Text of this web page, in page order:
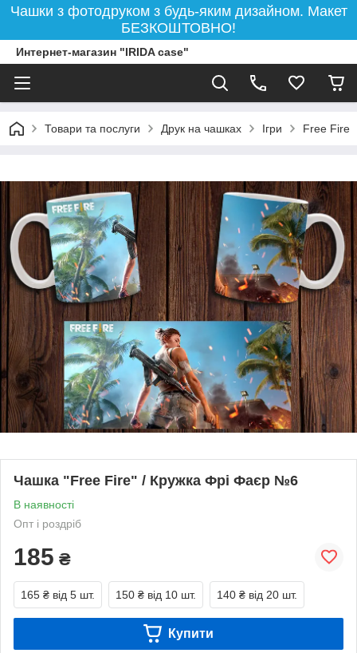
Чашки з фотодруком з будь-яким дизайном. Макет
БЕЗКОШТОВНО!
Интернет-магазин "IRIDA case"
Товари та послуги Друк на чашках Ігри Free Fire
Чашка "Free Fire" / Кружка Фрі Фаєр №6
В наявності
Опт і роздріб
185 ₴
165 ₴ від 5 шт. 150 ₴ від 10 шт. 140 ₴ від 20 шт.
Купити